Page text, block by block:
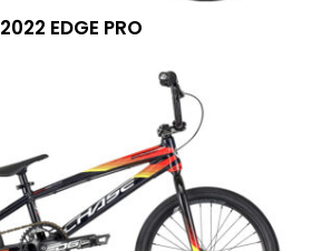
2022 EDGE PRO